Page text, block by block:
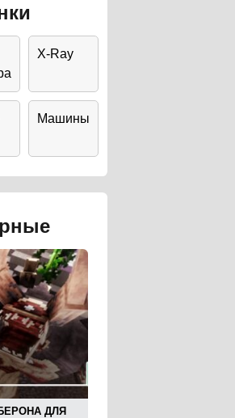
X-Ray
Машины
ДЛЯ